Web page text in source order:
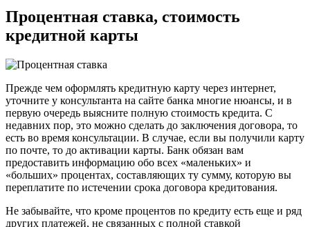
Процентная ставка, стоимость
кредитной карты
Прежде чем оформлять кредитную карту через интернет,
уточните у консультанта на сайте банка многие нюансы, и в
первую очередь выясните полную стоимость кредита. С
недавних пор, это можно сделать до заключения договора, то
есть во время консультации. В случае, если вы получили карту
по почте, то до активации карты. Банк обязан вам
предоставить информацию обо всех «маленьких» и
«больших» процентах, составляющих ту сумму, которую вы
переплатите по истечении срока договора кредитования.
Не забывайте, что кроме процентов по кредиту есть еще и ряд
других платежей, не связанных с полной ставкой